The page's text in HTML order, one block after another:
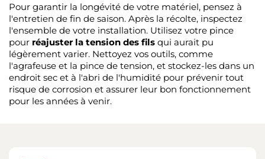
Pour garantir la longévité de votre matériel, pensez à
l'entretien de fin de saison. Après la récolte, inspectez
l'ensemble de votre installation. Utilisez votre pince
pour réajuster la tension des fils qui aurait pu
légèrement varier. Nettoyez vos outils, comme
l'agrafeuse et la pince de tension, et stockez-les dans un
endroit sec et à l'abri de l'humidité pour prévenir tout
risque de corrosion et assurer leur bon fonctionnement
pour les années à venir.